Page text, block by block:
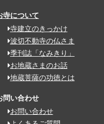
寺について
寺建立のきっかけ
波切不動寺の仏さま
季刊誌「なみきり」
お地蔵さまのお話
地蔵菩薩の功徳とは
問い合わせ
お問い合わせ